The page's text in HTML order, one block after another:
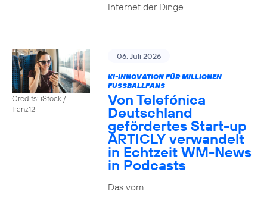
Internet der Dinge
Credits: iStock /
franz12
06. Juli 2026
KI-INNOVATION FÜR MILLIONEN
FUSSBALLFANS
Von Telefónica
Deutschland
gefördertes Start-up
ARTICLY verwandelt
in Echtzeit WM-News
in Podcasts
Das vom